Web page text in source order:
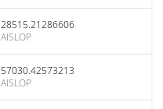
28515.21286606
AISLOP
57030.42573213
AISLOP